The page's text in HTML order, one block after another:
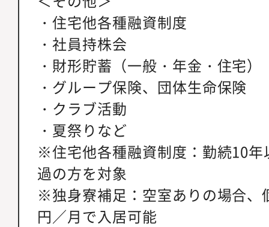
・住宅他各種融資制度
・社員持株会
・財形貯蓄（一般・年金・住宅）
・グループ保険、団体生命保険
・クラブ活動
・夏祭りなど
※住宅他各種融資制度：勤続10年
過の方を対象
※独身寮補足：空室ありの場合、
円／月で入居可能